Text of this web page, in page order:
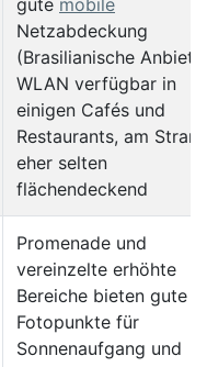
gute mobile
Netzabdeckung
(Brasilianische
WLAN verfügbar in
einigen Cafés und
Restaurants, am
eher selten
flächendeckend
Promenade und
vereinzelte erhöhte
Bereiche bieten gute
Fotopunkte für
Sonnenaufgang und